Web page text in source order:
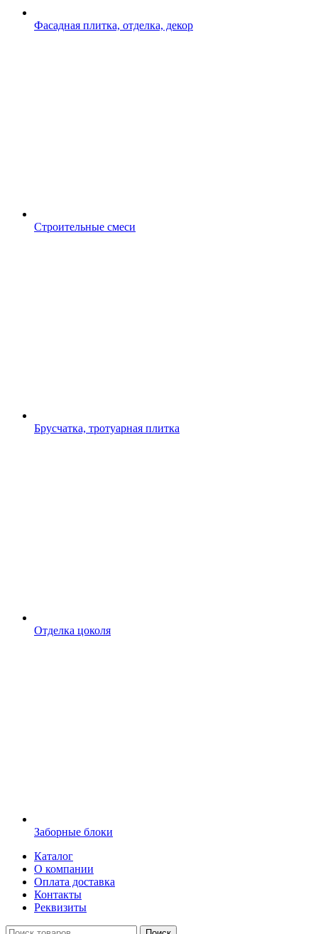
Фасадная плитка, отделка, декор
Строительные смеси
Брусчатка, тротуарная плитка
Отделка цоколя
Заборные блоки
Каталог
О компании
Оплата доставка
Контакты
Реквизиты